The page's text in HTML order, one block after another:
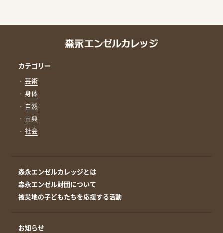
カテゴリー
芸術
身体
自然
古典
社会
森永エンゼルカレッジとは
森永エンゼル財団について
被災地の子どもたちを応援する活動
お知らせ